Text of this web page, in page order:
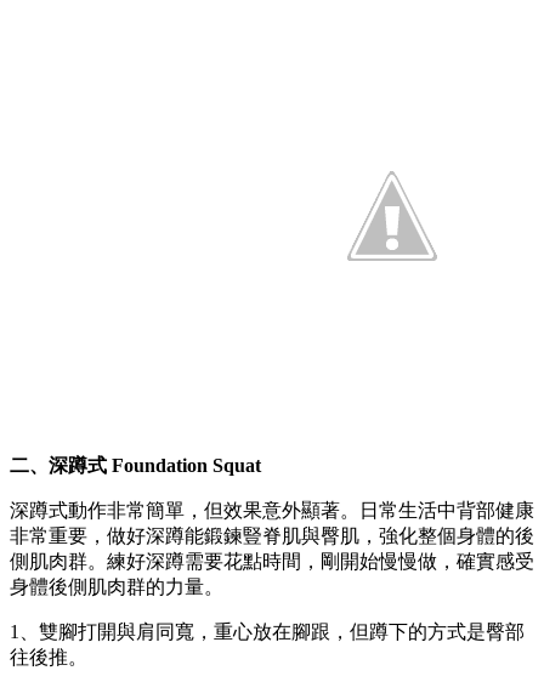
二、深蹲式 Foundation Squat
深蹲式動作非常簡單，但效果意外顯著。日常生活中背部健康
非常重要，做好深蹲能鍛鍊豎脊肌與臀肌，強化整個身體的後
側肌肉群。練好深蹲需要花點時間，剛開始慢慢做，確實感受
身體後側肌肉群的力量。
1、雙腳打開與肩同寬，重心放在腳跟，但蹲下的方式是臀部
往後推。